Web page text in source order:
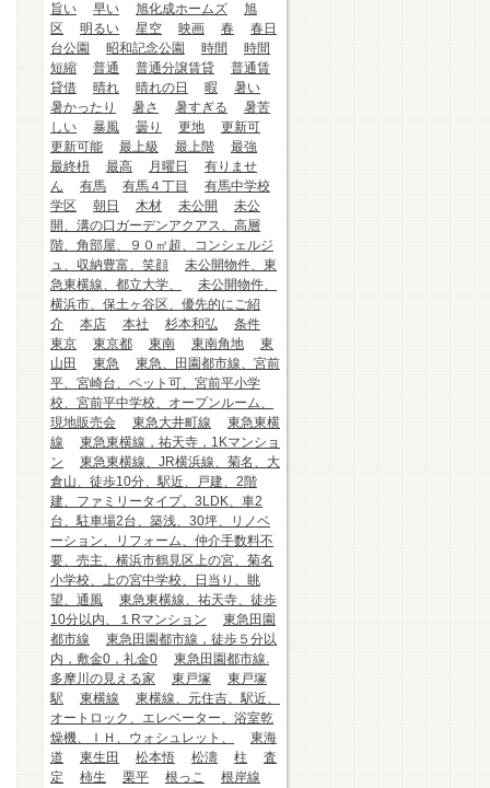
旨い
早い 旭化成ホームズ
旭
区
明るい 星空 映画 春
春日
台公園
昭和記念公園 時間
時間
短縮
普通 普通分譲賃貸
普通賃
貸借
晴れ 晴れの日 暇
暑い
暑かったり
暑さ 暑すぎる
暑苦
しい
暴風 曇り 更地
更新可
更新可能
最上級 最上階
最強
最終枡
最高 月曜日
有りませ
ん
有馬 有馬４丁目
有馬中学校
学区
朝日 木材 未公開
未公
開、溝の口ガーデンアクアス、高層
階、角部屋、９０㎡超、コンシェルジ
ュ、収納豊富、笑顔
未公開物件、東
急東横線、都立大学、
未公開物件、
横浜市、保土ヶ谷区、優先的にご紹
介
本店 本社 杉本和弘
条件
東京
東京都 東南 東南角地
東
山田
東急
東急、田園都市線、宮前
平、宮崎台、ペット可、宮前平小学
校、宮前平中学校、オープンルーム、
現地販売会
東急大井町線
東急東横
線
東急東横線，祐天寺，1Kマンショ
ン
東急東横線、JR横浜線、菊名、大
倉山、徒歩10分、駅近、戸建、2階
建、ファミリータイプ、3LDK、車2
台、駐車場2台、築浅、30坪、リノベ
ーション、リフォーム、仲介手数料不
要、売主、横浜市鶴見区上の宮、菊名
小学校、上の宮中学校、日当り、眺
望、通風
東急東横線、祐天寺、徒歩
10分以内、１Rマンション
東急田園
都市線
東急田園都市線，徒歩５分以
内，敷金0，礼金0
東急田園都市線.
多摩川の見える家
東戸塚
東戸塚
駅
東横線
東横線、元住吉、駅近、
オートロック、エレベーター、浴室乾
燥機、ＩＨ、ウォシュレット、
東海
道
東生田 松本悟 松濤 柱
査
定
柿生 栗平 根っこ
根岸線